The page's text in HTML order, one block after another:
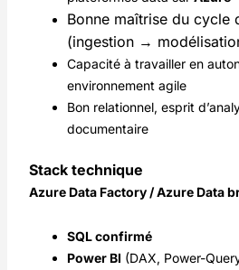
Bonne maîtrise du cycle
(ingestion →
Capacité à travailler en
environnement agile
Bon relationnel, esprit
documentaire
Stack technique
Azure Data Factory / Azure Data
SQL confirmé
Power BI (DAX, Power-